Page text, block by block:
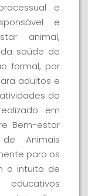
e
e
animal,
saúde de
formal, por
adultos e
do
em
Bem-estar
de Animais
para os
o intuito de